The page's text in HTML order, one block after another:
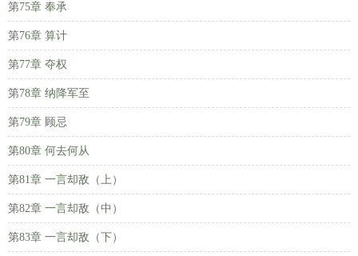
第75章 奉承
第76章 算计
第77章 夺权
第78章 纳降军至
第79章 顾忌
第80章 何去何从
第81章 一言却敌（上）
第82章 一言却敌（中）
第83章 一言却敌（下）